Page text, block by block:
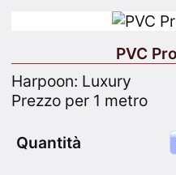
PVC
Harpoon: Luxury
Prezzo per 1 metro
Quantità